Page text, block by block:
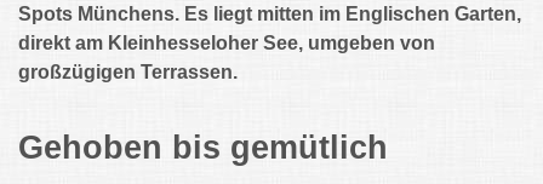
Spots Münchens. Es liegt mitten im Englischen Garten,
direkt am Kleinhesseloher See, umgeben von
großzügigen Terrassen.
Gehoben bis gemütlich